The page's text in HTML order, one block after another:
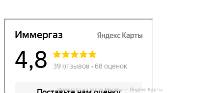
Иммергаз на карте Москвы — Яндекс Карты